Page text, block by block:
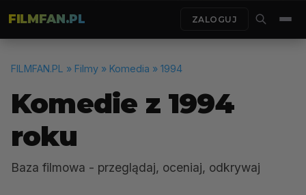
FILMFAN.PL ZALOGUJ
FILMFAN.PL » Filmy » Komedia » 1994
Komedie z 1994
roku
Baza filmowa - przeglądaj, oceniaj, odkrywaj